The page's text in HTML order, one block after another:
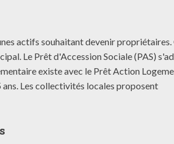
actifs souhaitant devenir
Le Prêt d'Accession Sociale (PAS)
existe avec le Prêt Action
Les collectivités locales proposent